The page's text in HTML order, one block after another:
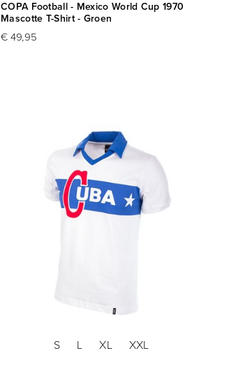
COPA Football - Mexico World Cup 1970
Mascotte T-Shirt - Groen
€ 49,95
S L XL XXL